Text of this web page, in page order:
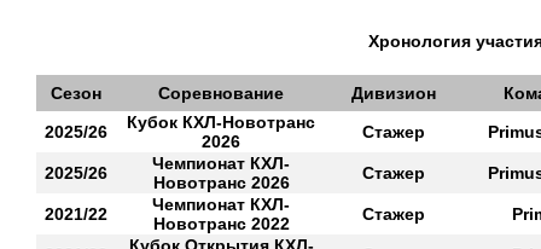
Хронология
Сезон Соревнование Дивизион
2025/26
Кубок КХЛ-Новотранс
2026
Стажер
2025/26
Чемпионат КХЛ-
Новотранс 2026
Стажер
2021/22
Чемпионат КХЛ-
Новотранс 2022
Стажер